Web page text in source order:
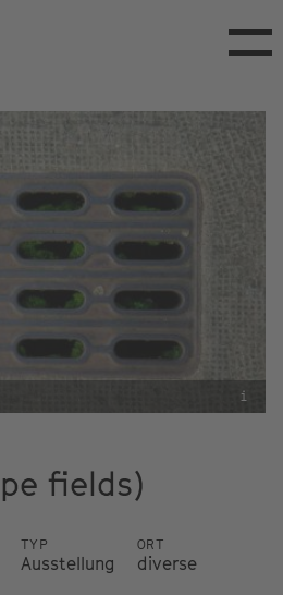
i
fields)
TYP
Ausstellung
ORT
diverse